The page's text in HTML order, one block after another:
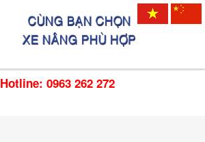
Hotline: 0963 262 272